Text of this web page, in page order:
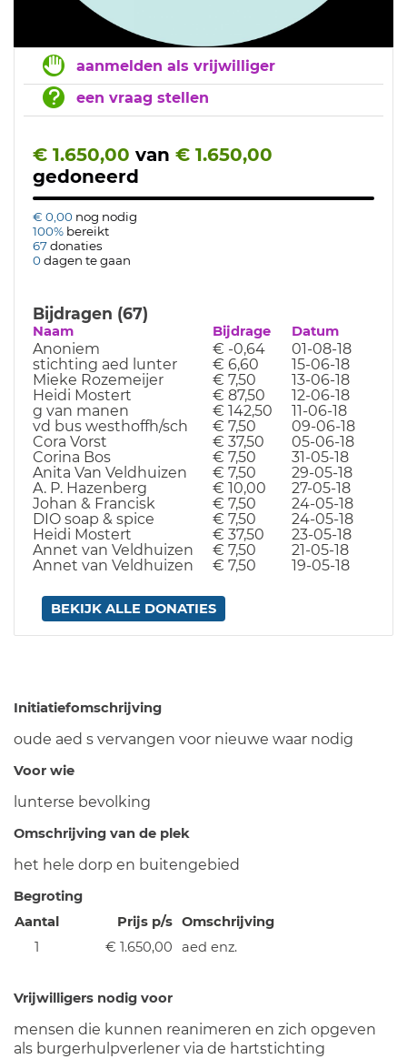
aanmelden als vrijwilliger
een vraag stellen
€ 1.650,00 van € 1.650,00
gedoneerd
€ 0,00 nog nodig
100% bereikt
67donaties
0dagen te gaan
Bijdragen (67)
Naam Bijdrage Datum
Anoniem € -0,64
01-08-18
stichting aed lunter
€ 6,60
15-06-18
Mieke Rozemeijer
€ 7,50
13-06-18
Heidi Mostert
€ 87,50
12-06-18
g van manen
€ 142,50
11-06-18
vd bus westhoffh/sch
€ 7,50
09-06-18
Cora Vorst
€ 37,50
05-06-18
Corina Bos
€ 7,50
31-05-18
Anita Van Veldhuizen
€ 7,50
29-05-18
A. P. Hazenberg
€ 10,00
27-05-18
Johan & Francisk
€ 7,50
24-05-18
DIO soap & spice
€ 7,50
24-05-18
Heidi Mostert
€ 37,50
23-05-18
Annet van Veldhuizen
€ 7,50
21-05-18
Annet van Veldhuizen
€ 7,50 19-05-18
BEKIJK ALLE DONATIES
Initiatiefomschrijving
oude aed s vervangen voor nieuwe waar nodig
Voor wie
lunterse bevolking
Omschrijving van de plek
het hele dorp en buitengebied
Begroting
Aantal
Prijs p/s Omschrijving
1
€ 1.650,00 aed enz.
Vrijwilligers nodig voor
mensen die kunnen reanimeren en zich opgeven
als burgerhulpverlener via de hartstichting